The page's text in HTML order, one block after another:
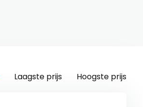
Laagste prijs Hoogste prijs